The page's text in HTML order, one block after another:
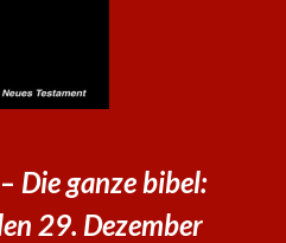
Die ganze bibel:
29. Dezember